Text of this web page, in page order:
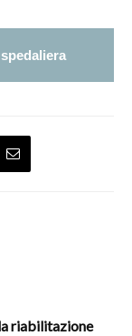
riabilitazione